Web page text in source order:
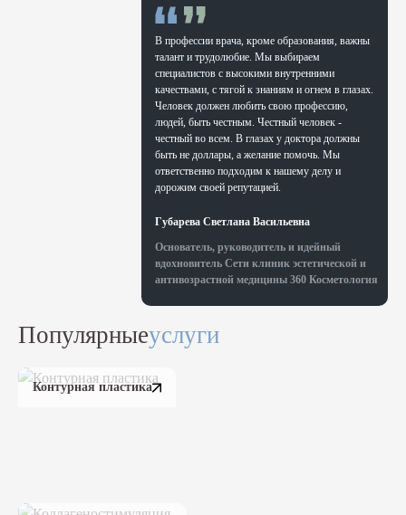
В профессии врача, кроме образования, важны
талант и трудолюбие. Мы выбираем
специалистов с высокими внутренними
качествами, с тягой к знаниям и огнем в глазах.
Человек должен любить свою профессию,
людей, быть честным. Честный человек -
честный во всем. В глазах у доктора должны
быть не доллары, а желание помочь. Мы
ответственно подходим к нашему делу и
дорожим своей репутацией.
Губарева Светлана Васильевна
Основатель, руководитель и идейный
вдохновитель Сети клиник эстетической и
антивозрастной медицины 360 Косметология
Популярныеуслуги
Контурная пластика